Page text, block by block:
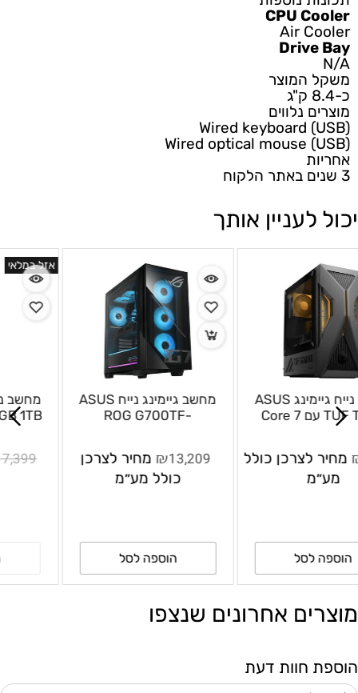
CPU Cooler
Air Cooler
Drive Bay
N/A
משקל המוצר
כ-8.4 ק"ג
מוצרים נלווים
Wired keyboard (USB)
Wired optical mouse (USB)
אחריות
3 שנים באתר הלקוח
יכול לעניין אותך
מחשב גיימינג נייח ASUS
ROG G700TF-
₪13,209
מחיר לצרכן
כולל מע״מ
הוספה לסל
מחשב נייח גיימינג ASUS
ו־Windows 11 Home –
T500MV-07240H005W
₪6,839
מחיר לצרכן כולל
הוספה לסל
מוצרים אחרונים שנצפו
הוספת חוות דעת